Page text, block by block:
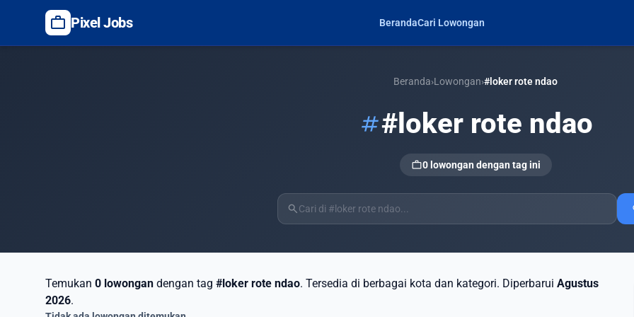
work Pixel Jobs BerandaCari Lowongan
Beranda›Lowongan›#loker rote ndao
tag#loker rote ndao
work0 lowongan dengan tag ini
search
Temukan 0 lowongan dengan tag #loker rote ndao. Tersedia di berbagai kota dan kategori. Diperbarui Agustus
2026.